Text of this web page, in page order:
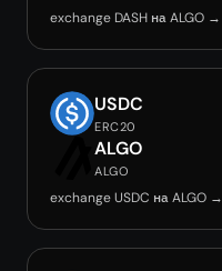
exchange DASH на ALGO →
USDC
ERC20
ALGO
ALGO
exchange USDC на ALGO →